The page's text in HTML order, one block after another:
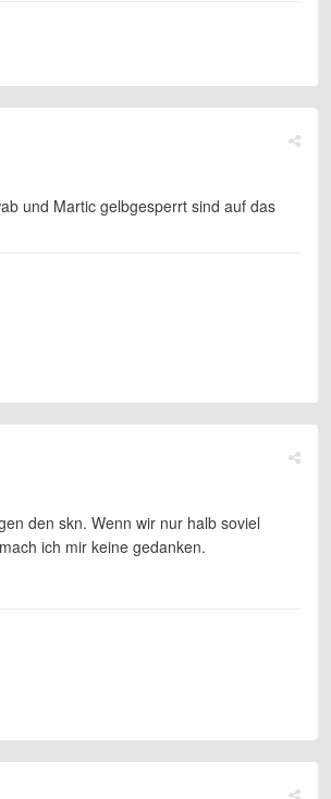
und Martic gelbgesperrt sind auf das
den skn. Wenn wir nur halb soviel
ich mir keine gedanken.